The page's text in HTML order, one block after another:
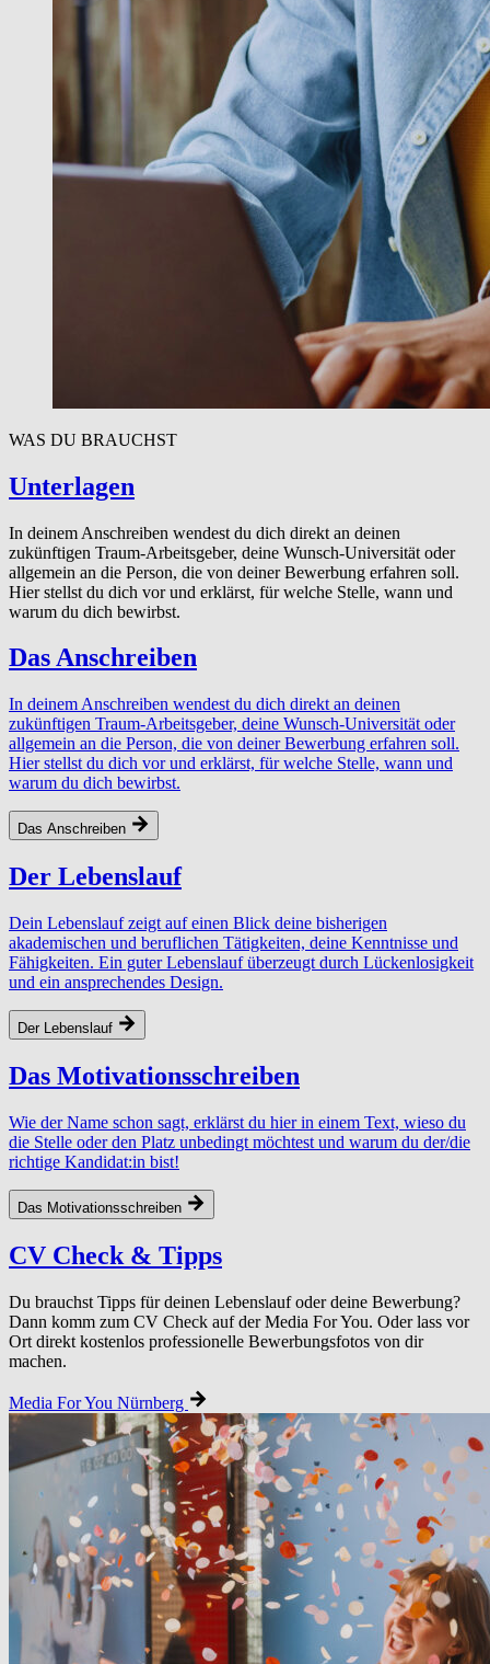
WAS DU BRAUCHST
Unterlagen
In deinem Anschreiben wendest du dich direkt an deinen
zukünftigen Traum-Arbeitsgeber, deine Wunsch-Universität oder
allgemein an die Person, die von deiner Bewerbung erfahren soll.
Hier stellst du dich vor und erklärst, für welche Stelle, wann und
warum du dich bewirbst.
Das Anschreiben
In deinem Anschreiben wendest du dich direkt an deinen
zukünftigen Traum-Arbeitsgeber, deine Wunsch-Universität oder
allgemein an die Person, die von deiner Bewerbung erfahren soll.
Hier stellst du dich vor und erklärst, für welche Stelle, wann und
warum du dich bewirbst.
Das Anschreiben
Der Lebenslauf
Dein Lebenslauf zeigt auf einen Blick deine bisherigen
akademischen und beruflichen Tätigkeiten, deine Kenntnisse und
Fähigkeiten. Ein guter Lebenslauf überzeugt durch Lückenlosigkeit
und ein ansprechendes Design.
Der Lebenslauf
Das Motivationsschreiben
Wie der Name schon sagt, erklärst du hier in einem Text, wieso du
die Stelle oder den Platz unbedingt möchtest und warum du der/die
richtige Kandidat:in bist!
Das Motivationsschreiben
CV Check & Tipps
Du brauchst Tipps für deinen Lebenslauf oder deine Bewerbung?
Dann komm zum CV Check auf der Media For You. Oder lass vor
Ort direkt kostenlos professionelle Bewerbungsfotos von dir
machen.
Media For You Nürnberg